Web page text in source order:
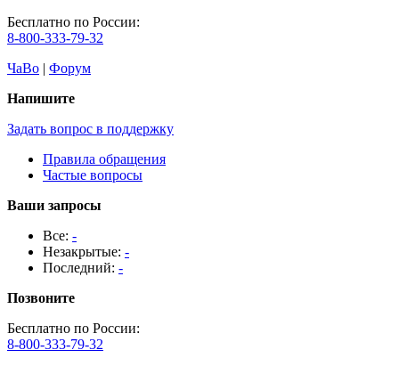
Бесплатно по России:
8-800-333-79-32
ЧаВо | Форум
Напишите
Задать вопрос в поддержку
Правила обращения
Частые вопросы
Ваши запросы
Все: -
Незакрытые: -
Последний: -
Позвоните
Бесплатно по России:
8-800-333-79-32